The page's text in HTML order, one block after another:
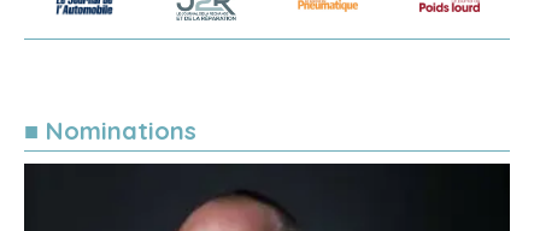
■ Nominations